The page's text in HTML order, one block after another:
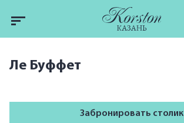
Ле Буффет
Забронировать столик